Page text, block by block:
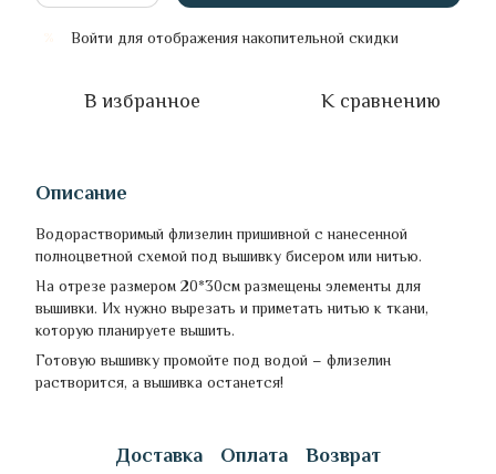
Войти для отображения накопительной скидки
В избранное К сравнению
Описание
Водорастворимый флизелин пришивной с нанесенной
полноцветной схемой под вышивку бисером или нитью.
На отрезе размером 20*30см размещены элементы для
вышивки. Их нужно вырезать и приметать нитью к ткани,
которую планируете вышить.
Готовую вышивку промойте под водой – флизелин
растворится, а вышивка останется!
Доставка Оплата Возврат